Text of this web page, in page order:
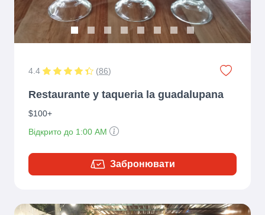
4.4 (86)
Restaurante y taqueria la guadalupana
$100+
Відкрито до 1:00 AM
Забронювати